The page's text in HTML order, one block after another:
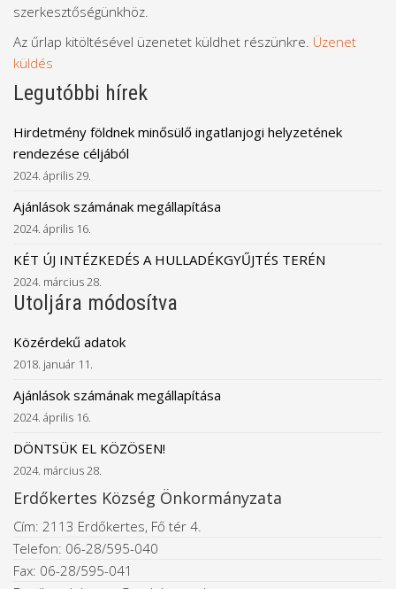
szerkesztőségünkhöz.
Az űrlap kitöltésével üzenetet küldhet részünkre. Üzenet
küldés
Legutóbbi hírek
Hirdetmény földnek minősülő ingatlanjogi helyzetének
rendezése céljából
2024. április 29.
Ajánlások számának megállapítása
2024. április 16.
KÉT ÚJ INTÉZKEDÉS A HULLADÉKGYŰJTÉS TERÉN
2024. március 28.
Utoljára módosítva
Közérdekű adatok
2018. január 11.
Ajánlások számának megállapítása
2024. április 16.
DÖNTSÜK EL KÖZÖSEN!
2024. március 28.
Erdőkertes Község Önkormányzata
Cím: 2113 Erdőkertes, Fő tér 4.
Telefon: 06-28/595-040
Fax: 06-28/595-041